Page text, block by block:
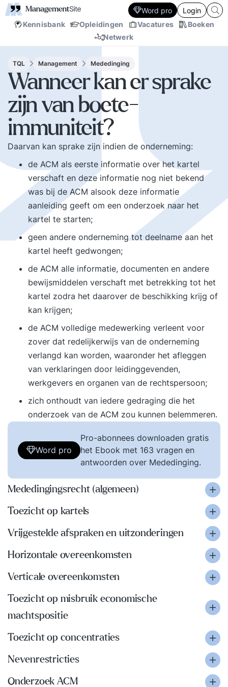
Kennisbank Opleidingen Vacatures
Boeken
Netwerk
Word pro Login
TQL Management Mededinging
Wanneer kan er sprake
zijn van boete-
immuniteit?
Daarvan kan sprake zijn indien de onderneming:
de ACM als eerste informatie over het kartel
verschaft en deze informatie nog niet bekend
was bij de ACM alsook deze informatie
aanleiding geeft om een onderzoek naar het
kartel te starten;
geen andere onderneming tot deelname aan het
kartel heeft gedwongen;
de ACM alle informatie, documenten en andere
bewijsmiddelen verschaft met betrekking tot het
kartel zodra het daarover de beschikking krijg of
kan krijgen;
de ACM volledige medewerking verleent voor
zover dat redelijkerwijs van de onderneming
verlangd kan worden, waaronder het afleggen
van verklaringen door leidinggevenden,
werkgevers en organen van de rechtspersoon;
zich onthoudt van iedere gedraging die het
onderzoek van de ACM zou kunnen belemmeren.
Word pro
Pro-abonnees downloaden gratis
het Ebook met 163 vragen en
antwoorden over Mededinging.
Mededingingsrecht (algemeen)
Toezicht op kartels
Vrijgestelde afspraken en uitzonderingen
Horizontale overeenkomsten
Verticale overeenkomsten
Toezicht op misbruik economische
machtspositie
Toezicht op concentraties
Nevenrestricties
Onderzoek ACM